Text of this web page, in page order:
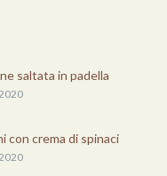
saltata in padella
con crema di spinaci